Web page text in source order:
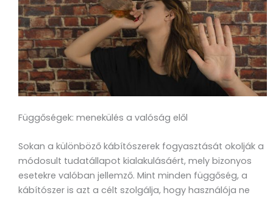
Függőségek: menekülés a valóság elől
Sokan a különböző kábítószerek fogyasztását okolják a
módosult tudatállapot kialakulásáért, mely bizonyos
esetekre valóban jellemző. Mint minden függőség, a
kábítószer is azt a célt szolgálja, hogy használója ne